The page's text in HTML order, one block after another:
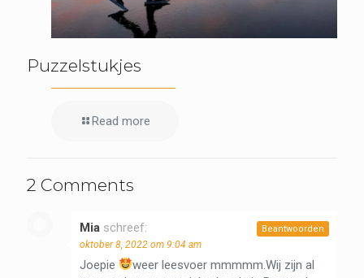
Puzzelstukjes
Read more
2 Comments
Mia schreef:
oktober 8, 2022 om 9:04 am
Joepie
weer leesvoer mmmmm.Wij zijn al
Beantwoorden